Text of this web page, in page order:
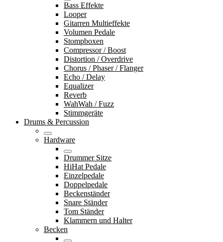
Bass Effekte
Looper
Gitarren Multieffekte
Volumen Pedale
Stompboxen
Compressor / Boost
Distortion / Overdrive
Chorus / Phaser / Flanger
Echo / Delay
Equalizer
Reverb
WahWah / Fuzz
Stimmgeräte
Drums & Percussion
Hardware
Drummer Sitze
HiHat Pedale
Einzelpedale
Doppelpedale
Beckenständer
Snare Ständer
Tom Ständer
Klammern und Halter
Becken